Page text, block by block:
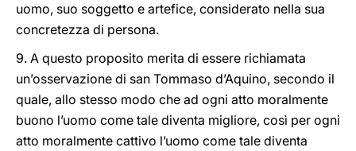
uomo, suo soggetto e artefice, considerato nella sua
concretezza di persona.
9. A questo proposito merita di essere richiamata
un’osservazione di san Tommaso d’Aquino, secondo il
quale, allo stesso modo che ad ogni atto moralmente
buono l’uomo come tale diventa migliore, così per ogni
atto moralmente cattivo l’uomo come tale diventa